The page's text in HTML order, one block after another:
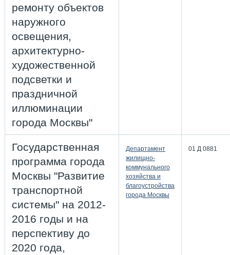
ремонту объектов
наружного
освещения,
архитектурно-
художественной
подсветки и
праздничной
иллюминации
города Москвы"
Государственная
программа города
Москвы "Развитие
транспортной
системы" на 2012-
2016 годы и на
перспективу до
2020 года,
Департамент
жилищно-
коммунального
хозяйства и
благоустройства
города Москвы
01 Д 0881